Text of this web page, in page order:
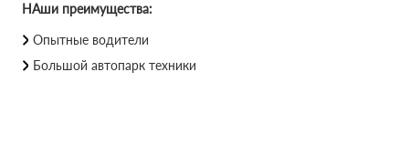
НАши преимущества:
Опытные водители
Большой автопарк техники